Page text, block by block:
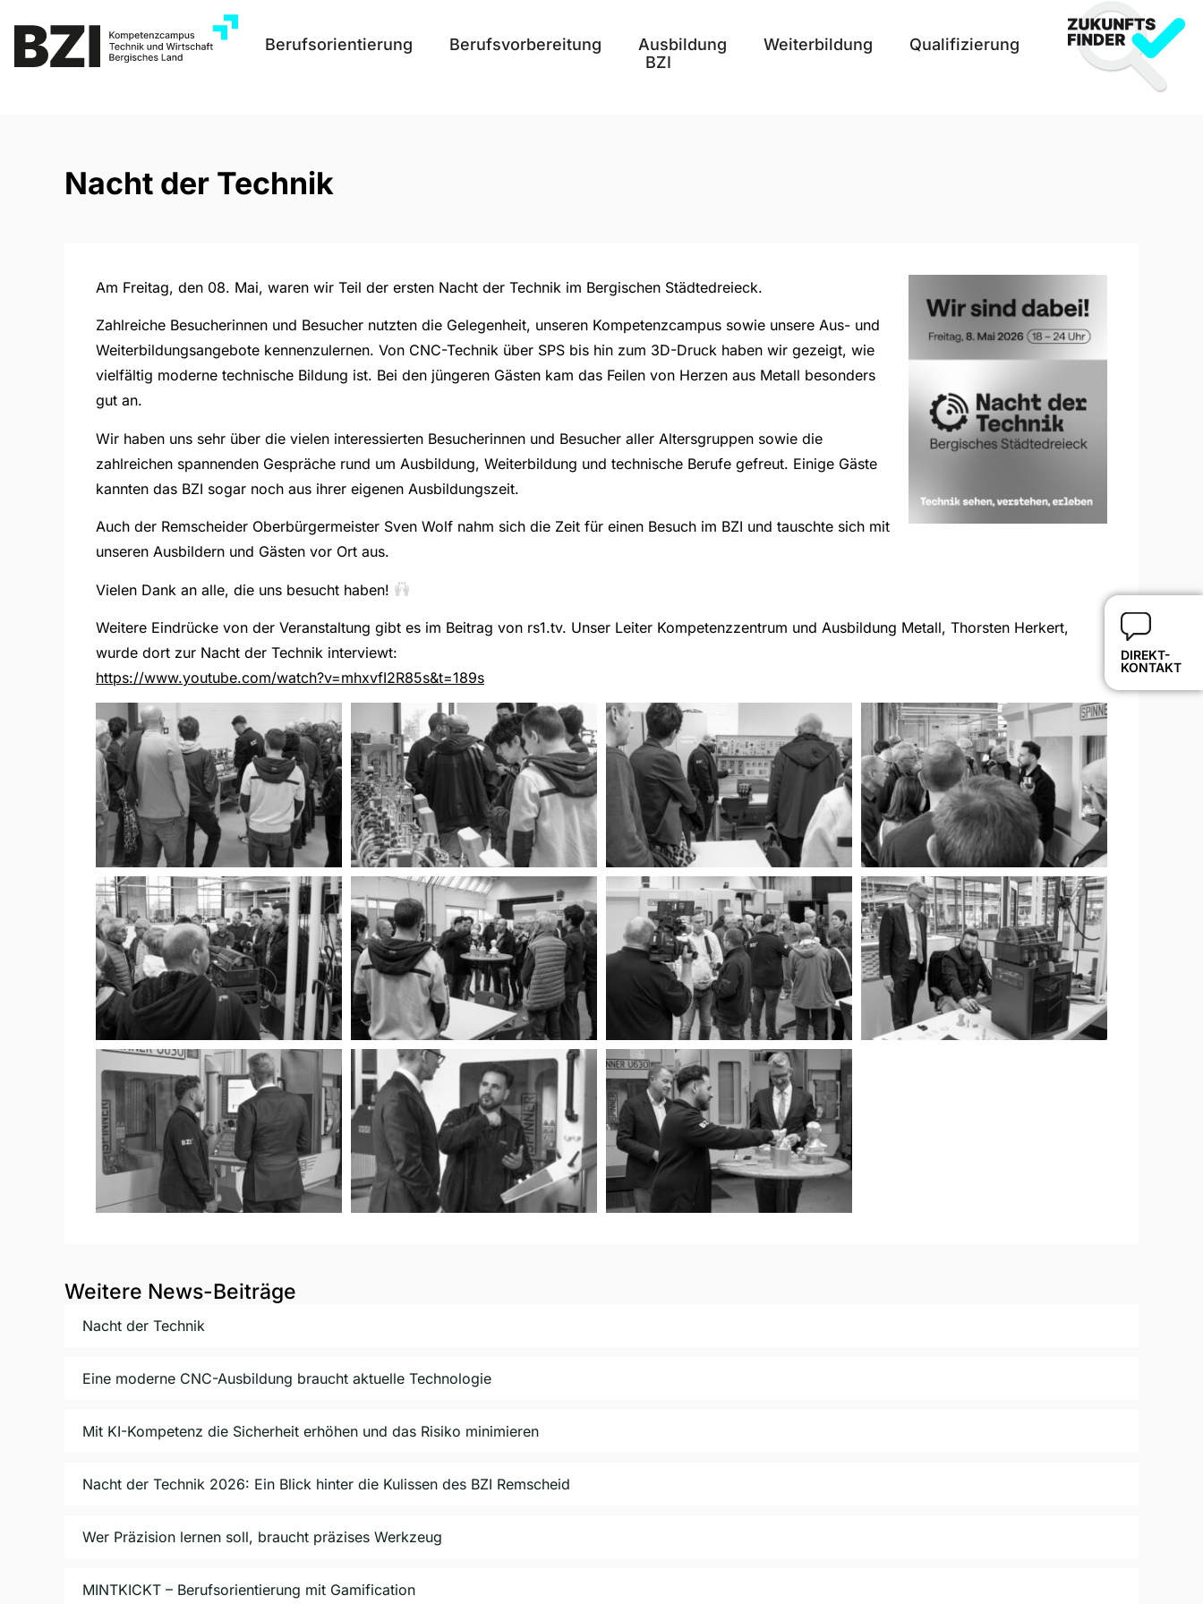
Berufsorientierung Berufsvorbereitung Ausbildung Weiterbildung
Qualifizierung
BZI
DIREKT-
KONTAKT
Nacht der Technik
Am Freitag, den 08. Mai, waren wir Teil der ersten Nacht der Technik im Bergischen Städtedreieck.
Zahlreiche Besucherinnen und Besucher nutzten die Gelegenheit, unseren Kompetenzcampus sowie unsere Aus- und
Weiterbildungsangebote kennenzulernen. Von CNC-Technik über SPS bis hin zum 3D-Druck haben wir gezeigt, wie
vielfältig moderne technische Bildung ist. Bei den jüngeren Gästen kam das Feilen von Herzen aus Metall besonders
gut an.
Wir haben uns sehr über die vielen interessierten Besucherinnen und Besucher aller Altersgruppen sowie die
zahlreichen spannenden Gespräche rund um Ausbildung, Weiterbildung und technische Berufe gefreut. Einige Gäste
kannten das BZI sogar noch aus ihrer eigenen Ausbildungszeit.
Auch der Remscheider Oberbürgermeister Sven Wolf nahm sich die Zeit für einen Besuch im BZI und tauschte sich mit
unseren Ausbildern und Gästen vor Ort aus.
Vielen Dank an alle, die uns besucht haben!
Weitere Eindrücke von der Veranstaltung gibt es im Beitrag von rs1.tv. Unser Leiter Kompetenzzentrum und Ausbildung Metall, Thorsten Herkert,
wurde dort zur Nacht der Technik interviewt:
https://www.youtube.com/watch?v=mhxvfI2R85s&t=189s
Weitere News-Beiträge
Nacht der Technik
Eine moderne CNC-Ausbildung braucht aktuelle Technologie
Mit KI-Kompetenz die Sicherheit erhöhen und das Risiko minimieren
Nacht der Technik 2026: Ein Blick hinter die Kulissen des BZI Remscheid
Wer Präzision lernen soll, braucht präzises Werkzeug
MINTKICKT – Berufsorientierung mit Gamification